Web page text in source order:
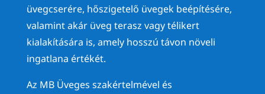
üvegcserére, hőszigetelő üvegek beépítésére,
valamint akár üveg terasz vagy télikert
kialakítására is, amely hosszú távon növeli
ingatlana értékét.
Az MB Üveges szakértelmével és